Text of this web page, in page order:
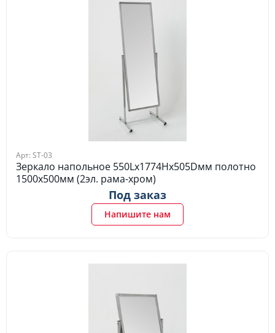
Арт: ST-03
Зеркало напольное 550Lх1774Hх505Dмм полотно
1500х500мм (2эл. рама-хром)
Под заказ
Напишите нам